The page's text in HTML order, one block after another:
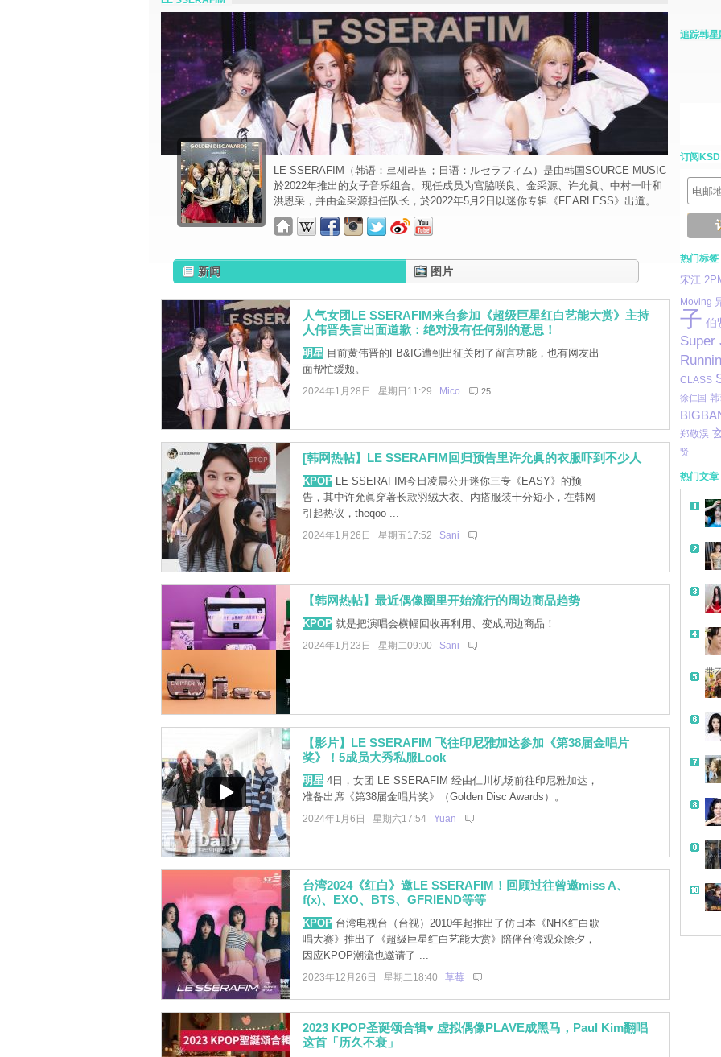
LE SSERAFIM（韩语：르세라핌；日语：ルセラフィム）是由韩国SOURCE MUSIC
於2022年推出的女子音乐组合。现任成员为宫脇咲良、金采源、许允眞、中村一叶和
洪恩采，并由金采源担任队长，於2022年5月2日以迷你专辑《FEARLESS》出道。
新闻 图片
人气女团LE SSERAFIM来台参加《超级巨星红白艺能大赏》主持
人伟晋失言出面道歉：绝对没有任何别的意思！
明星目前黄伟晋的FB&IG遭到出征关闭了留言功能，也有网友出
面帮忙缓颊。
2024年1月28日 星期日11:29 Mico 25
[韩网热帖】LE SSERAFIM回归预告里许允眞的衣服吓到不少人
KPOPLE SSERAFIM今日凌晨公开迷你三专《EASY》的预
告，其中许允眞穿著长款羽绒大衣、内搭服装十分短小，在韩网
引起热议，theqoo ...
2024年1月26日 星期五17:52 Sani
【韩网热帖】最近偶像圈里开始流行的周边商品趋势
KPOP就是把演唱会横幅回收再利用、变成周边商品！
2024年1月23日 星期二09:00 Sani
【影片】LE SSERAFIM 飞往印尼雅加达参加《第38届金唱片
奖》！5成员大秀私服Look
明星4日，女团 LE SSERAFIM 经由仁川机场前往印尼雅加达，
准备出席《第38届金唱片奖》（Golden Disc Awards）。
2024年1月6日 星期六17:54 Yuan
台湾2024《红白》邀LE SSERAFIM！回顾过往曾邀miss A、
f(x)、EXO、BTS、GFRIEND等等
KPOP台湾电视台（台视）2010年起推出了仿日本《NHK红白歌
唱大赛》推出了《超级巨星红白艺能大赏》陪伴台湾观众除夕，
因应KPOP潮流也邀请了 ...
2023年12月26日 星期二18:40 草莓
2023 KPOP圣诞颂合辑♥ 虚拟偶像PLAVE成黑马，Paul Kim翻唱
这首「历久不衰」
追踪韩星
订阅KSD
热门标签
宋江
Moving
子 伯
Super
CLASS
徐仁国 韩
郑敬淏
贤
热门文章
带